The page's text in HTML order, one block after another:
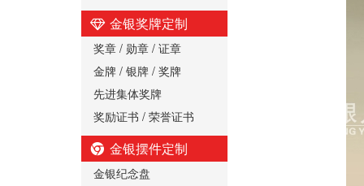
金银奖牌定制
奖章 / 勋章 / 证章
金牌 / 银牌 / 奖牌
先进集体奖牌
奖励证书 / 荣誉证书
金银摆件定制
金银纪念盘